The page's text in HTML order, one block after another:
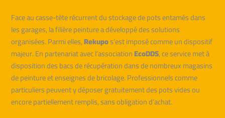
Face au casse-tête récurrent du stockage de pots entamés dans
les garages, la filière peinture a développé des solutions
organisées. Parmi elles,Rekupos’est imposé comme un dispositif
majeur. En partenariat avec l’associationEcoDDS, ce service met à
disposition des bacs de récupération dans de nombreux magasins
de peinture et enseignes de bricolage. Professionnels comme
particuliers peuvent y déposer gratuitement des pots vides ou
encore partiellement remplis, sans obligation d’achat.